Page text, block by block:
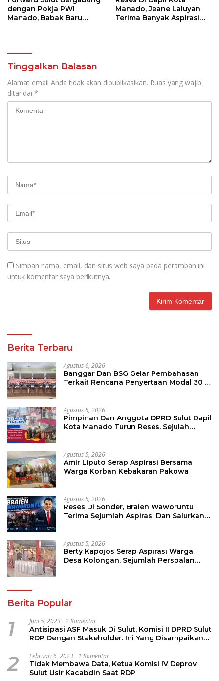
dengan Pokja PWI
Manado, Babak Baru
Manado, Jeane Laluyan
Terima Banyak Aspirasi
Tinggalkan Balasan
Alamat email Anda tidak akan dipublikasikan. Ruas yang wajib
ditandai *
Simpan nama, email, dan situs web saya pada peramban ini
untuk komentar saya berikutnya.
Berita Terbaru
Agustus 6, 2026
Banggar Dan BSG Gelar Pembahasan
Terkait Rencana Penyertaan Modal 30 M
Agustus 5, 2026
Pimpinan Dan Anggota DPRD Sulut Dapil
Kota Manado Turun Reses. Sejulah
Agustus 5, 2026
Amir Liputo Serap Aspirasi Bersama
Warga Korban Kebakaran Pakowa
Agustus 5, 2026
Reses Di Sonder, Braien Waworuntu
Terima Sejumlah Aspirasi Dan Salurkan
Agustus 5, 2026
Berty Kapojos Serap Aspirasi Warga
Desa Kolongan. Sejumlah Persoalan
Berita Popular
1 Juni 5, 2023 2 Komentar
Antisipasi ASF Masuk Di Sulut, Komisi II DPRD Sulut
RDP Dengan Stakeholder. Ini Yang Disampaikan
2 Februari 6, 2023 1 Komentar
Tidak Membawa Data, Ketua Komisi IV Deprov
Sulut Usir Kacabdin Saat RDP